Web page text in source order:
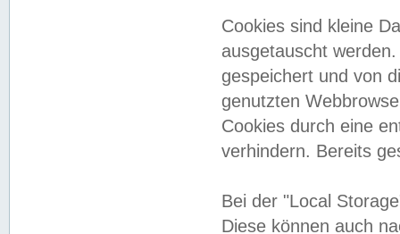
Cookies sind kleine
ausgetauscht
gespeichert und von
genutzten
Cookies durch eine
verhindern. Bereits
Bei der "Local
Diese können auch